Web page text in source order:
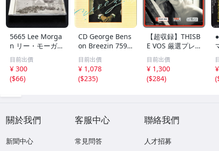
5665 Lee Morga
n リー・モーガン
/ Candy / BN Wo
rks・帯付・Blue
Note名盤 /
目前出價
¥ 300
($66)
CD George Bens
on Breezin 7599
273342 WARNER
/00110
目前出價
¥ 1,078
($235)
【超収録】THISB
E VOS 厳選プレ
ミア音源集 MP3C
D-DLVer 1ディス
ク￠
目前出價
¥ 1,300
($284)
(
關於我們
新聞中心
客服中心
常見問答
聯絡我們
人才招募